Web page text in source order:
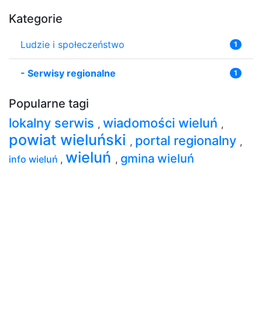
Kategorie
Ludzie i społeczeństwo 1
- Serwisy regionalne 1
Popularne tagi
lokalny serwis , wiadomości wieluń ,
powiat wieluński , portal regionalny ,
info wieluń , wieluń , gmina wieluń